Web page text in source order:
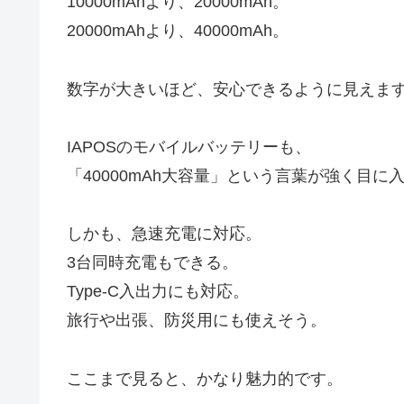
20000mAhより、40000mAh。
数字が大きいほど、安心できるように見えます
IAPOSのモバイルバッテリーも、
「40000mAh大容量」という言葉が強く目に
しかも、急速充電に対応。
3台同時充電もできる。
Type-C入出力にも対応。
旅行や出張、防災用にも使えそう。
ここまで見ると、かなり魅力的です。